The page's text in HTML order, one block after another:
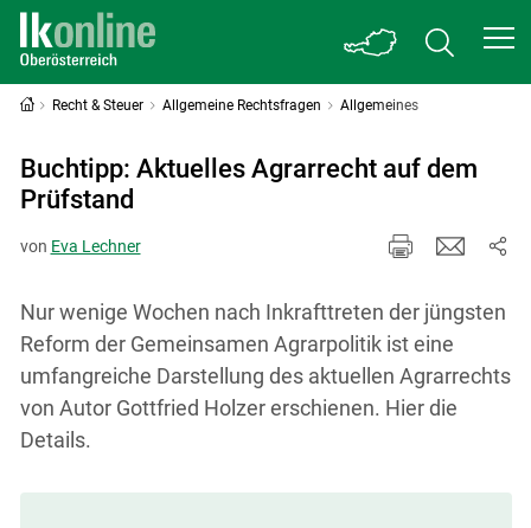
Recht & Steuer Allgemeine Rechtsfragen Allgemeines
Buchtipp: Aktuelles Agrarrecht auf dem
Prüfstand
von Eva Lechner
Nur wenige Wochen nach Inkrafttreten der jüngsten
Reform der Gemeinsamen Agrarpolitik ist eine
umfangreiche Darstellung des aktuellen Agrarrechts
von Autor Gottfried Holzer erschienen. Hier die
Details.